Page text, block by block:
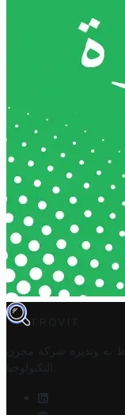
TROVIT
به وتديره
شركة مخزن
التكنولوجيا